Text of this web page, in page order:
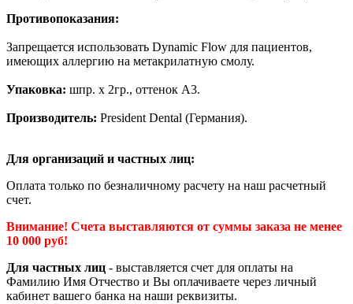
Противопоказания:
Запрещается использовать Dynamic Flow для пациентов,
имеющих аллергию на метакрилатную смолу.
Упаковка: шпр. х 2гр., оттенок A3.
Производитель: President Dental (Германия).
Для организаций и частных лиц:
Оплата только по безналичному расчету на наш расчетный
счет.
Внимание! Счета выставляются от суммы заказа не менее
10 000 руб!
Для частных лиц - выставляется счет для оплаты на
Фамилию Имя Отчество и Вы оплачиваете через личный
кабинет вашего банка на наши реквизиты.